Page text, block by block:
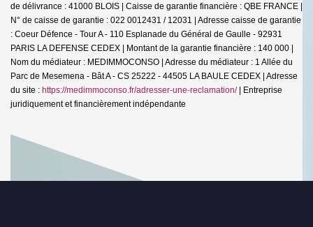
de délivrance : 41000 BLOIS | Caisse de garantie financière : QBE FRANCE |
N° de caisse de garantie : 022 0012431 / 12031 | Adresse caisse de garantie
: Coeur Défence - Tour A - 110 Esplanade du Général de Gaulle - 92931
PARIS LA DEFENSE CEDEX | Montant de la garantie financière : 140 000 |
Nom du médiateur : MEDIMMOCONSO | Adresse du médiateur : 1 Allée du
Parc de Mesemena - Bât A - CS 25222 - 44505 LA BAULE CEDEX | Adresse
du site : https://medimmoconso.fr/adresser-une-reclamation/| Entreprise
juridiquement et financièrement indépendante